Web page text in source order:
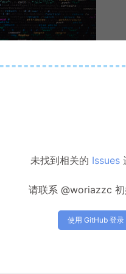
未找到相关的 Issues
请联系 @woriazzc 初
使用 GitHub 登录